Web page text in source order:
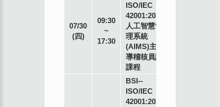
07/30
(四)
09:30
~
17:30
ISO/IEC
42001:2023
人工智慧管
理系統
(AIMS)主
導稽核員訓
課程
BSI--
ISO/IEC
42001:2023